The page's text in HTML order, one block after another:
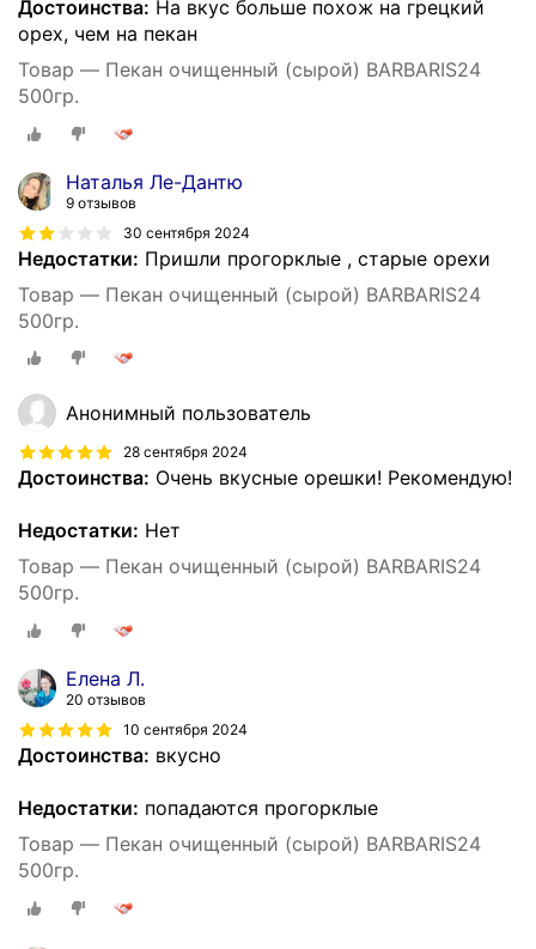
Достоинства: На вкус больше похож на грецкий
орех, чем на пекан
Товар — Пекан очищенный (сырой) BARBARIS24
500гр.
Наталья Ле-Дантю
9 отзывов
30 сентября 2024
Недостатки: Пришли прогорклые , старые орехи
Товар — Пекан очищенный (сырой) BARBARIS24
500гр.
Анонимный пользователь
28 сентября 2024
Достоинства: Очень вкусные орешки! Рекомендую!
Недостатки: Нет
Товар — Пекан очищенный (сырой) BARBARIS24
500гр.
Елена Л.
20 отзывов
10 сентября 2024
Достоинства: вкусно
Недостатки: попадаются прогорклые
Товар — Пекан очищенный (сырой) BARBARIS24
500гр.